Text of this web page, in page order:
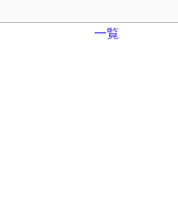
一覧